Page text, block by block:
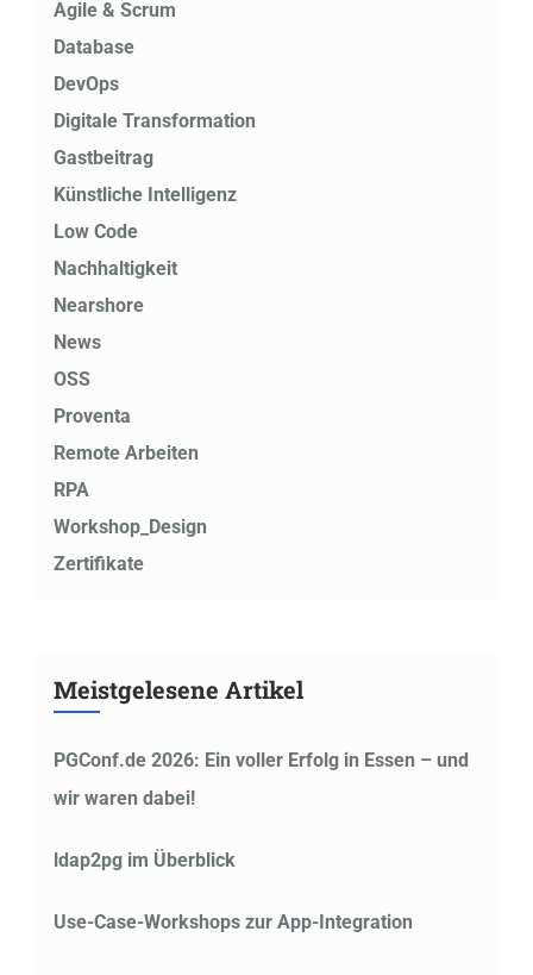
Agile & Scrum
Database
DevOps
Digitale Transformation
Gastbeitrag
Künstliche Intelligenz
Low Code
Nachhaltigkeit
Nearshore
News
OSS
Proventa
Remote Arbeiten
RPA
Workshop_Design
Zertifikate
Meistgelesene Artikel
PGConf.de 2026: Ein voller Erfolg in Essen – und
wir waren dabei!
ldap2pg im Überblick
Use-Case-Workshops zur App-Integration